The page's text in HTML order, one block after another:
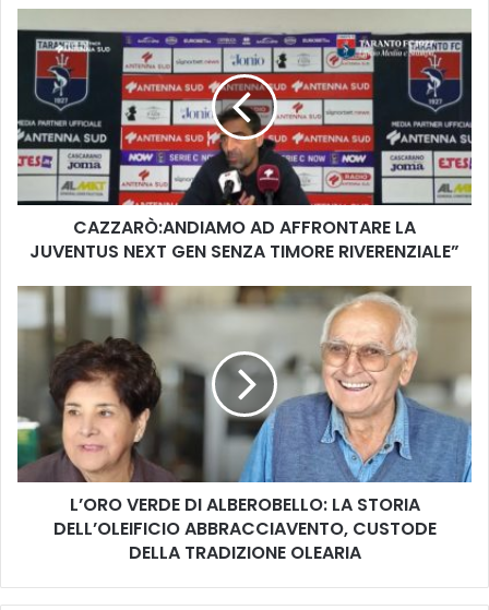
AD
AFFRONTARE
JUVENTUS
NEXT
GEN
SENZA
TIMORE
RIVERENZIALE”CAZZARÒ:ANDIAMO AD AFFRONTARE LA
JUVENTUS NEXT GEN SENZA TIMORE RIVERENZIALE”
L’ORO
VERDE
ALBEROBELLO:
STORIA
DELL’OLEIFICIO
ABBRACCIAVENTO,
CUSTODE
TRADIZIONE
L’ORO VERDE DI ALBEROBELLO: LA STORIA
DELL’OLEIFICIO ABBRACCIAVENTO, CUSTODE
DELLA TRADIZIONE OLEARIA